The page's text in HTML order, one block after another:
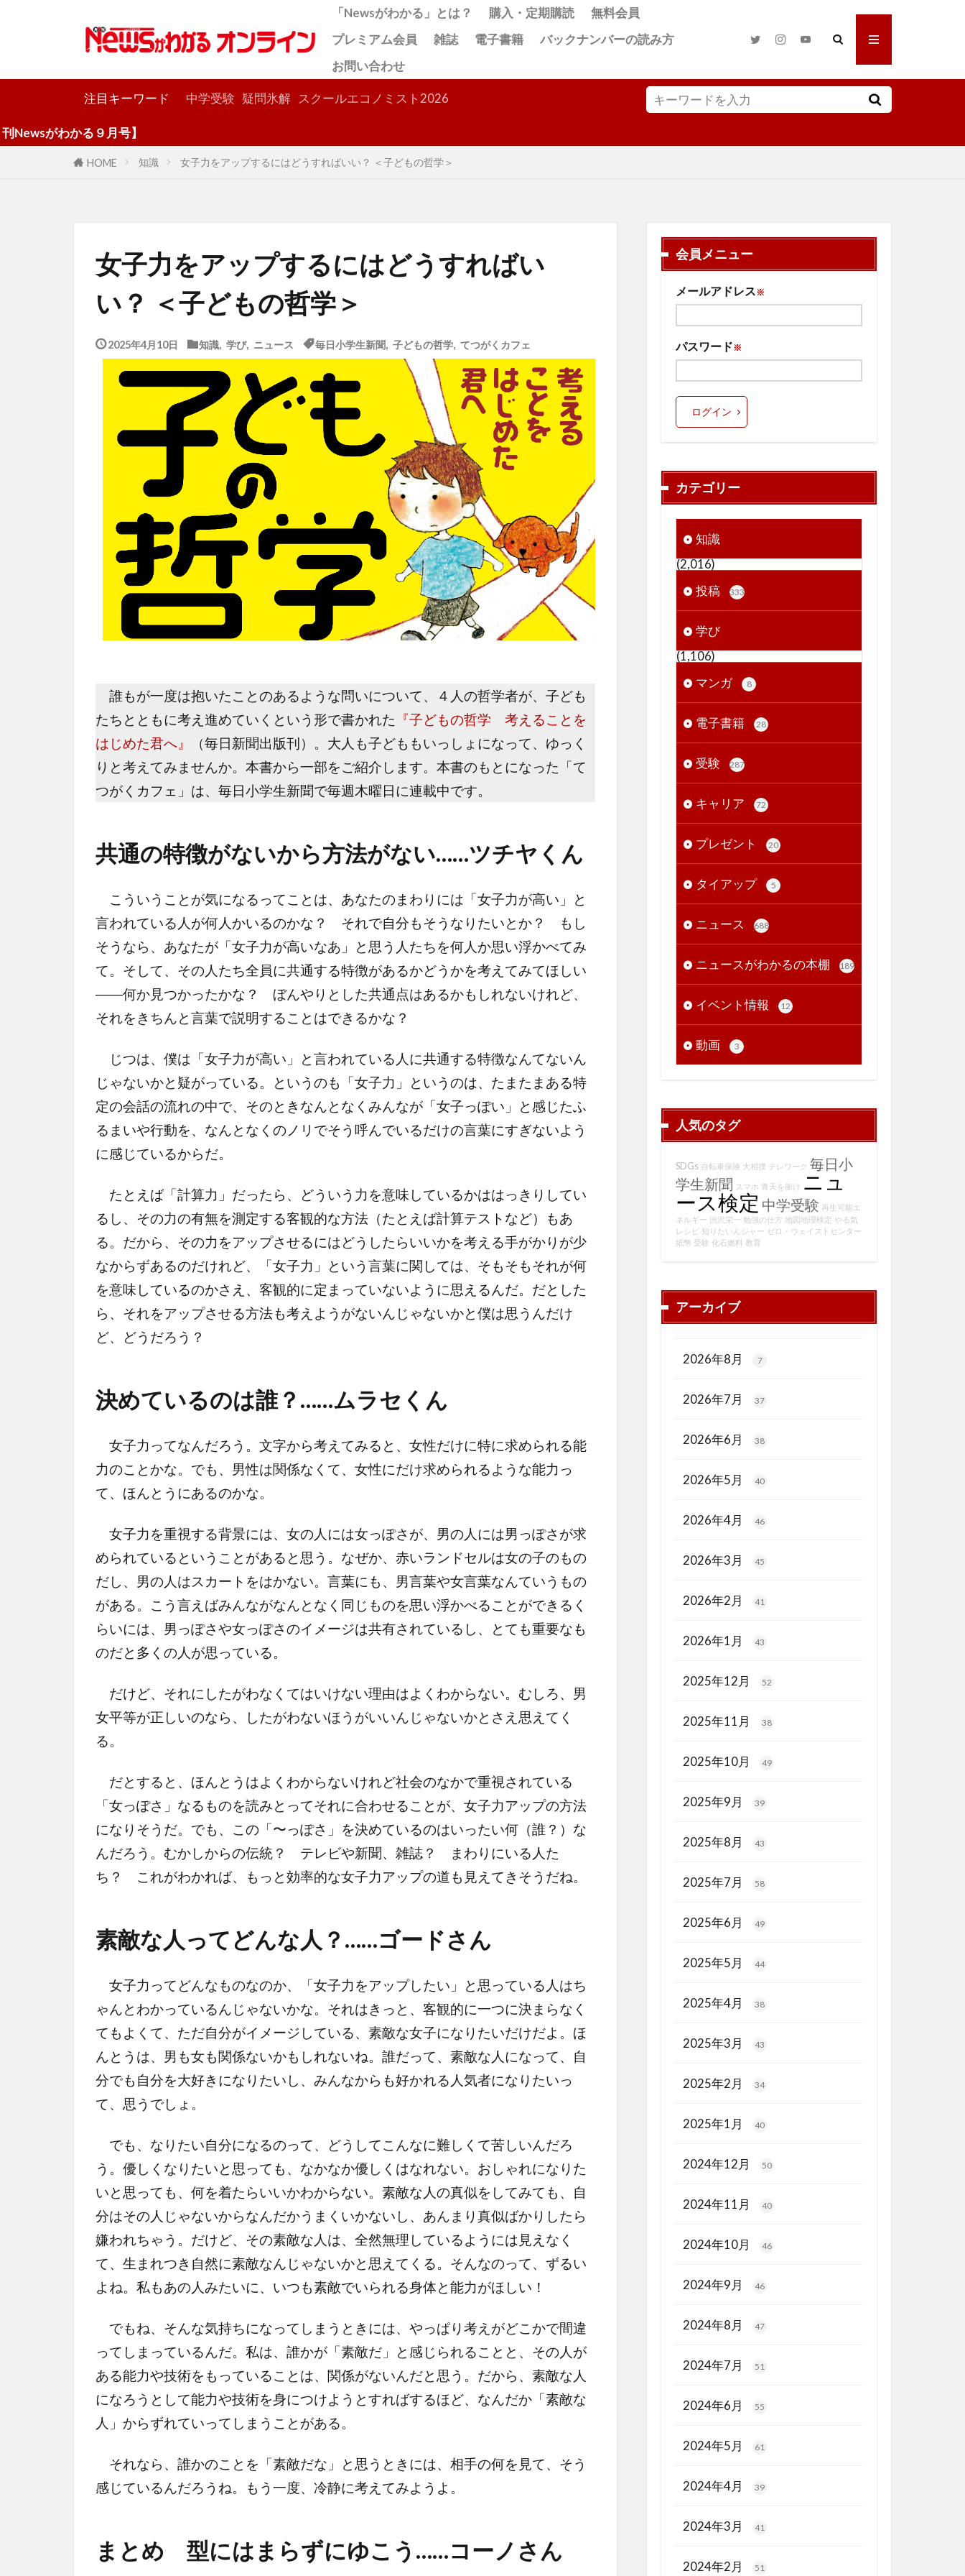
「Newsがわかる」とは？ 購入・定期購読
無料会員
プレミアム会員
雑誌 電子書籍
バックナンバーの読み方
お問い合わせ
注目キーワード 中学受験 疑問氷解 スクールエコノミスト2026
かる９月号】
HOME 知識 女子力をアップするにはどうすればいい？ ＜子どもの哲学＞
女子力をアップするにはどうすればい
い？ ＜子どもの哲学＞
2025年4月10日 知識 学び, ニュース 毎日小学生新聞 子どもの哲学, てつがくカフェ
誰もが一度は抱いたことのあるような問いについて、４人の哲学者が、子ども
たちとともに考え進めていくという形で書かれた 『子どもの哲学 考えることを
はじめた君へ』
（毎日新聞出版刊）。大人も子どももいっしょになって、ゆっく
りと考えてみませんか。本書から一部をご紹介します。本書のもとになった「て
つがくカフェ」は、毎日小学生新聞で毎週木曜日に連載中です。
共通の特徴がないから方法がない……ツチヤくん
こういうことが気になるってことは、あなたのまわりには「女子力が高い」と
言われている人が何人かいるのかな？ それで自分もそうなりたいとか？ もし
そうなら、あなたが「女子力が高いなあ」と思う人たちを何人か思い浮かべてみ
て。そして、その人たち全員に共通する特徴があるかどうかを考えてみてほしい
――何か見つかったかな？ ぼんやりとした共通点はあるかもしれないけれど、
それをきちんと言葉で説明することはできるかな？
じつは、僕は「女子力が高い」と言われている人に共通する特徴なんてないん
じゃないかと疑がっている。というのも「女子力」というのは、たまたまある特
定の会話の流れの中で、そのときなんとなくみんなが「女子っぽい」と感じたふ
るまいや行動を、なんとなくのノリでそう呼んでいるだけの言葉にすぎないよう
に感じているからだ。
たとえば「計算力」だったら、どういう力を意味しているかははっきりしてい
るし、その力の有無を測定する客観的な方法（たとえば計算テストなど）もあ
る。だから、その力をアップさせるにはどうしたらいいかを考える手がかりが少
なからずあるのだけれど、「女子力」という言葉に関しては、そもそもそれが何
を意味しているのかさえ、客観的に定まっていないように思えるんだ。だとした
ら、それをアップさせる方法も考えようがないんじゃないかと僕は思うんだけ
ど、どうだろう？
決めているのは誰？……ムラセくん
女子力ってなんだろう。文字から考えてみると、女性だけに特に求められる能
力のことかな。でも、男性は関係なくて、女性にだけ求められるような能力っ
て、ほんとうにあるのかな。
女子力を重視する背景には、女の人には女っぽさが、男の人には男っぽさが求
められているということがあると思う。なぜか、赤いランドセルは女の子のもの
だし、男の人はスカートをはかない。言葉にも、男言葉や女言葉なんていうもの
がある。こう言えばみんながなんとなく同じものを思い浮かべることができるく
らいには、男っぽさや女っぽさのイメージは共有されているし、とても重要なも
のだと多くの人が思っている。
だけど、それにしたがわなくてはいけない理由はよくわからない。むしろ、男
女平等が正しいのなら、したがわないほうがいいんじゃないかとさえ思えてく
る。
だとすると、ほんとうはよくわからないけれど社会のなかで重視されている
「女っぽさ」なるものを読みとってそれに合わせることが、女子力アップの方法
になりそうだ。でも、この「〜っぽさ」を決めているのはいったい何（誰？）な
んだろう。むかしからの伝統？ テレビや新聞、雑誌？ まわりにいる人た
ち？ これがわかれば、もっと効率的な女子力アップの道も見えてきそうだね。
素敵な人ってどんな人？……ゴードさん
女子力ってどんなものなのか、「女子力をアップしたい」と思っている人はち
ゃんとわかっているんじゃないかな。それはきっと、客観的に一つに決まらなく
てもよくて、ただ自分がイメージしている、素敵な女子になりたいだけだよ。ほ
んとうは、男も女も関係ないかもしれないね。誰だって、素敵な人になって、自
分でも自分を大好きになりたいし、みんなからも好かれる人気者になりたいっ
て、思うでしょ。
でも、なりたい自分になるのって、どうしてこんなに難しくて苦しいんだろ
う。優しくなりたいと思っても、なかなか優しくはなれない。おしゃれになりた
いと思っても、何を着たらいいかわからない。素敵な人の真似をしてみても、自
分はその人じゃないからなんだかうまくいかないし、あんまり真似ばかりしたら
嫌われちゃう。だけど、その素敵な人は、全然無理しているようには見えなく
て、生まれつき自然に素敵なんじゃないかと思えてくる。そんなのって、ずるい
よね。私もあの人みたいに、いつも素敵でいられる身体と能力がほしい！
でもね、そんな気持ちになってしまうときには、やっぱり考えがどこかで間違
ってしまっているんだ。私は、誰かが「素敵だ」と感じられることと、その人が
ある能力や技術をもっていることは、関係がないんだと思う。だから、素敵な人
になろうとして能力や技術を身につけようとすればするほど、なんだか「素敵な
人」からずれていってしまうことがある。
それなら、誰かのことを「素敵だな」と思うときには、相手の何を見て、そう
感じているんだろうね。もう一度、冷静に考えてみようよ。
まとめ 型にはまらずにゆこう……コーノさん
会員メニュー
メールアドレス※
パスワード※
ログイン
カテゴリー
知識
(2,016)
投稿
333
学び
(1,106)
マンガ
8
電子書籍 28
受験 287
キャリア 72
プレゼント 20
タイアップ 5
ニュース 688
ニュースがわかるの本棚 189
イベント情報 12
動画 3
人気のタグ
SDGs 自転車保険 大相撲 テレワーク 毎日小
学生新聞 スマホ 青天を衝け ニュ
ース検定 中学受験 再生可能エ
ネルギー 渋沢栄一 勉強の仕方 地図地理検定 やる気
レシピ 知りたいんジャー ゼロ・ウェイストセンター
紙幣 受験 化石燃料 教育
アーカイブ
2026年8月 7
2026年7月 37
2026年6月 38
2026年5月 40
2026年4月 46
2026年3月 45
2026年2月 41
2026年1月 43
2025年12月 52
2025年11月 38
2025年10月 49
2025年9月 39
2025年8月 43
2025年7月 58
2025年6月 49
2025年5月 44
2025年4月 38
2025年3月 43
2025年2月 34
2025年1月 40
2024年12月 50
2024年11月 40
2024年10月 46
2024年9月 46
2024年8月 47
2024年7月 51
2024年6月 55
2024年5月 61
2024年4月 39
2024年3月 41
2024年2月 51
検索